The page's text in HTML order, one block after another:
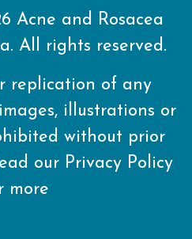
Acne and Rosacea
All rights reserved.
replication of any
illustrations or
without prior
our Privacy Policy
more